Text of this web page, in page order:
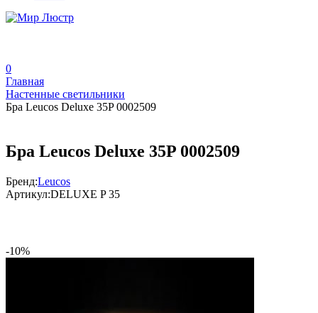
0
Главная
Настенные светильники
Бра Leucos Deluxe 35P 0002509
Бра Leucos Deluxe 35P 0002509
Бренд:Leucos
Артикул:DELUXE P 35
-10%